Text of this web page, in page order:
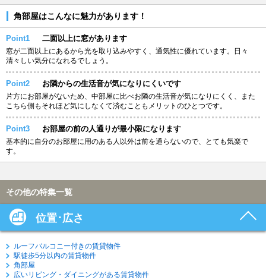
角部屋はこんなに魅力があります！
Point1 二面以上に窓があります
窓が二面以上にあるから光を取り込みやすく、通気性に優れています。日々
清々しい気分になれるでしょう。
Point2 お隣からの生活音が気になりにくいです
片方にお部屋がないため、中部屋に比べお隣の生活音が気になりにくく、また
こちら側もそれほど気にしなくて済むこともメリットのひとつです。
Point3 お部屋の前の人通りが最小限になります
基本的に自分のお部屋に用のある人以外は前を通らないので、とても気楽で
す。
その他の特集一覧
位置･広さ
ルーフバルコニー付きの賃貸物件
駅徒歩5分以内の賃貸物件
角部屋
広いリビング・ダイニングがある賃貸物件